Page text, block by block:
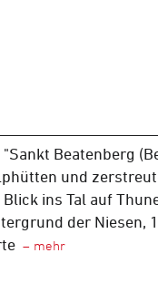
"Sankt Beatenberg
und
ins Tal auf
der Niesen,